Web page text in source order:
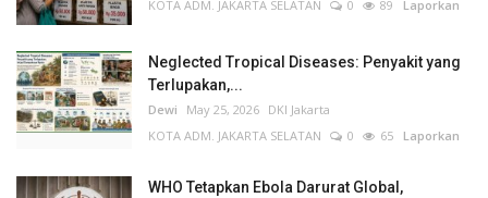
KOTA ADM. JAKARTA SELATAN 0 89 Laporkan
Neglected Tropical Diseases: Penyakit yang
Terlupakan,...
Dewi May 25, 2026 DKI Jakarta
KOTA ADM. JAKARTA SELATAN
0 65 Laporkan
WHO Tetapkan Ebola Darurat Global,